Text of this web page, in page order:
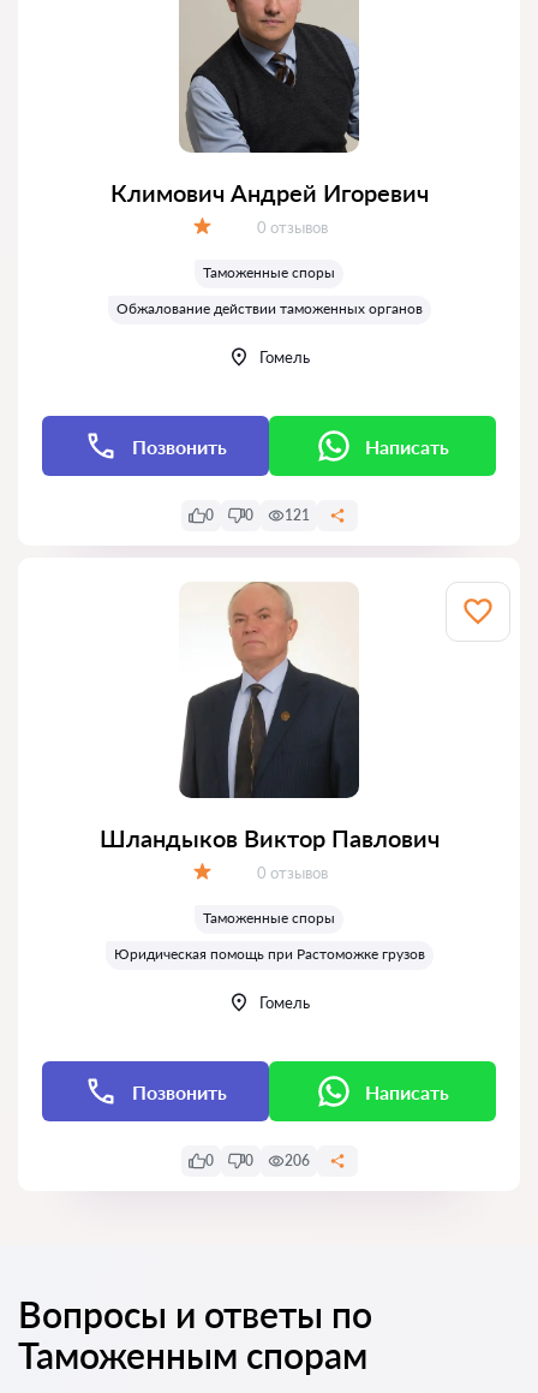
Климович Андрей Игоревич
Отзывов:
0 отзывов
Таможенные споры
Обжалование действии таможенных органов
Гомель
Позвонить Написать
0 0 121
Шландыков Виктор Павлович
Отзывов:
0 отзывов
Таможенные споры
Юридическая помощь при Растоможке грузов
Гомель
Позвонить Написать
0 0 206
Вопросы и ответы по
Таможенным спорам